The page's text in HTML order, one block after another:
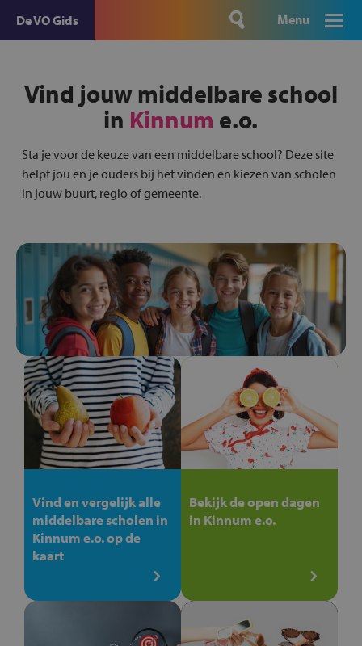
De VO Gids Menu
Vind jouw middelbare school
in Kinnum e.o.
Sta je voor de keuze van een middelbare school? Deze site
helpt jou en je ouders bij het vinden en kiezen van scholen
in jouw buurt, regio of gemeente.
Vind en vergelijk alle
middelbare scholen in
Kinnum e.o. op de
kaart
Bekijk de open dagen
in Kinnum e.o.